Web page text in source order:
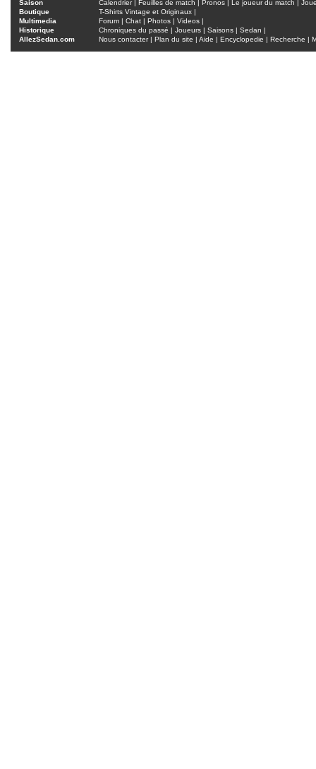
Saison Calendrier| Feuilles de match Pronos Le joueur du match
Boutique
T-Shirts Vintage et Originaux |
Multimedia
Forum | Chat | Photos | Videos |
Historique
Chroniques du passé | Joueurs | Saisons | Sedan |
AllezSedan.com
Nous contacter| Plan du site | Aide | Encyclopedie | Recherche |